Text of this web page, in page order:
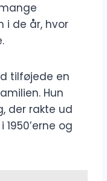
i de år, hvor
tilføjede en
Hun
der rakte ud
og